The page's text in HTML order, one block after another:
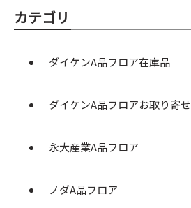
カテゴリ
ダイケンA品フロア在庫品
ダイケンA品フロアお取り寄せ
永大産業A品フロア
ノダA品フロア